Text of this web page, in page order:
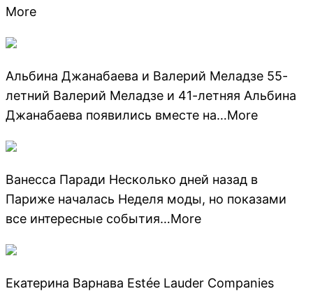
More
Альбина Джанабаева и Валерий Меладзе 55-
летний Валерий Меладзе и 41-летняя Альбина
Джанабаева появились вместе на…More
Ванесса Паради Несколько дней назад в
Париже началась Неделя моды, но показами
все интересные события…More
Екатерина Варнава Estée Lauder Companies